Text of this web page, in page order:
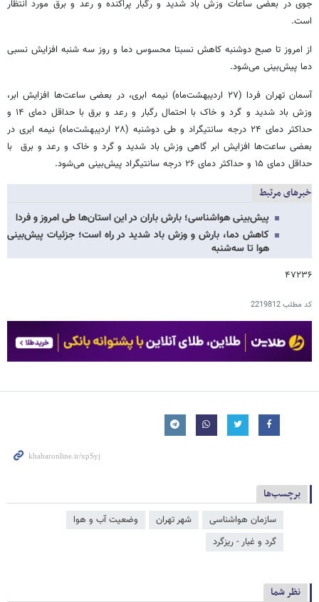
جوی در بعضی ساعات وزش باد شدید و رگبار پراکنده و رعد و برق مورد انتظار
است.
از امروز تا صبح دوشنبه کاهش نسبتا محسوس دما و روز سه شنبه افزایش نسبی
دما پیش‌بینی می‌شود.
آسمان تهران فردا (۲۷ اردیبهشت‌ماه) نیمه ابری، در بعضی ساعت‌ها افزایش ابر،
وزش باد شدید و گرد و خاک با احتمال رگبار و رعد و برق با حداقل دمای ۱۴ و
حداکثر دمای ۲۴ درجه سانتیگراد و طی ‌دوشنبه (۲۸ اردیبهشت‌ماه) نیمه ابری در
بعضی‌ ساعت‌ها افزایش ابر گاهی وزش باد شدید و گرد و خاک و رعد و برق با
حداقل دمای ۱۵ و حداکثر دمای ۲۶ درجه سانتیگراد پیش‌بینی می‌شود.
خبرهای مرتبط
پیش‌بینی هواشناسی؛ بارش باران در این استان‌ها طی امروز و فردا
کاهش دما، بارش و وزش باد شدید در راه است؛ جزئیات پیش‌بینی
هوا تا سه‌شنبه
۴۷۲۳۶
کد مطلب2219812
برچسب‌ها
سازمان هواشناسی شهر تهران
وضعیت آب و هوا
گرد و غبار - ریزگرد
نظر شما